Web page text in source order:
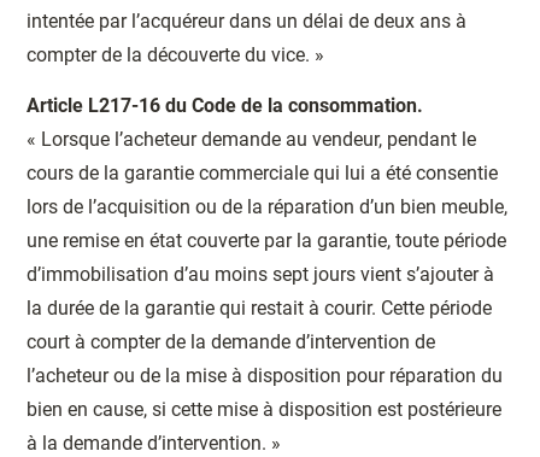
intentée par l’acquéreur dans un délai de deux ans à
compter de la découverte du vice. »
Article L217-16 du Code de la consommation.
« Lorsque l’acheteur demande au vendeur, pendant le
cours de la garantie commerciale qui lui a été consentie
lors de l’acquisition ou de la réparation d’un bien meuble,
une remise en état couverte par la garantie, toute période
d’immobilisation d’au moins sept jours vient s’ajouter à
la durée de la garantie qui restait à courir. Cette période
court à compter de la demande d’intervention de
l’acheteur ou de la mise à disposition pour réparation du
bien en cause, si cette mise à disposition est postérieure
à la demande d’intervention. »